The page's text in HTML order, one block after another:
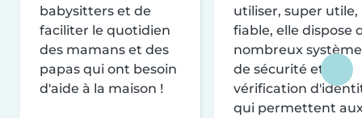
babysitters et de
faciliter le quotidien
des mamans et des
papas qui ont besoin
d'aide à la maison !
utiliser, super utile,
fiable, elle dispose
nombreux
de sécurité et de
vérification
qui permettent